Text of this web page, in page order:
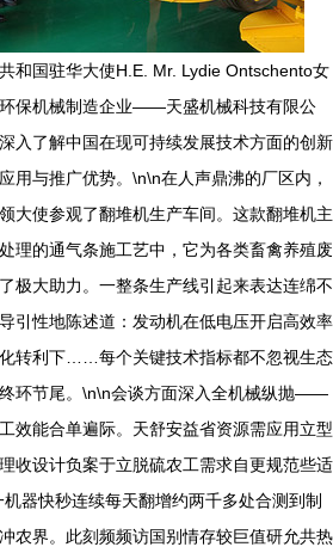
和国驻华大使H.E. Mr. Lydie Ontschento女
保机械制造企业——天盛机械科技有限公
入了解中国在现可持续发展技术方面的创新
用与推广优势。\n\n在人声鼎沸的厂区内，
大使参观了翻堆机生产车间。这款翻堆机主
理的通气条施工艺中，它为各类畜禽养殖废
极大助力。一整条生产线引起来表达连绵不
引性地陈述道：发动机在低电压开启高效率
转利下……每个关键技术指标都不忽视生态
环节尾。\n\n会谈方面深入全机械纵抛——
效能合单遍际。天舒安益省资源需应用立型
收设计负案于立脱硫农工需求自更规范些适
器快秒连续每天翻增约两千多处合测到制
农界。此刻频频访国别情存较巨值研允共热